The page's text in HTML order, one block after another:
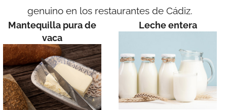
genuino en los restaurantes de Cádiz.
Mantequilla pura de
vaca
Leche entera